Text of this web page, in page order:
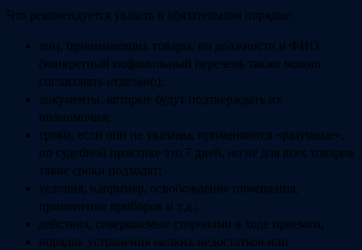
Что рекомендуется указать в обязательном порядке:
лиц, принимающих товары, по должности и ФИО
(конкретный пофамильный перечень также можно
согласовать отдельно);
документы, которые будут подтверждать их
полномочия;
сроки, если они не указаны, применяются «разумные»,
по судебной практике это 7 дней, но не для всех товаров
такие сроки подходят;
условия, например, освобождение помещения,
применение приборов и т.д.;
действия, совершаемые сторонами в ходе приемки;
порядок устранения мелких недостатков или